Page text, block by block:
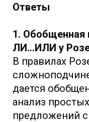
Ответы
1. Обобщенная
ЛИ…ИЛИ у
В правилах
дается
анализ
предложений